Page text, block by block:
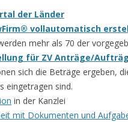
der Länder
vollautomatisch
mehr als 70 der
für ZV Anträge/
sich die Beträge ergeben,
eingetragen sind.
in der Kanzlei
mit Dokumenten und